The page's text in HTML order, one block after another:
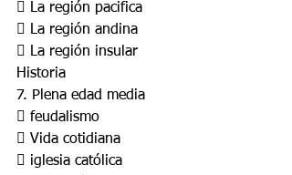
 La región pacifica
 La región andina
 La región insular
Historia
7. Plena edad media
 feudalismo
 Vida cotidiana
 iglesia católica